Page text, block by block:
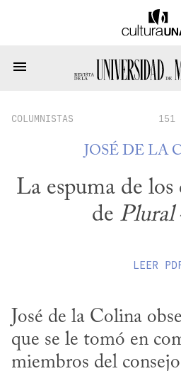
COLUMNISTAS 151
JOSÉ DE LA
La espuma de los
de Plural
LEER
José de la Colina
que se le tomó en
miembros del